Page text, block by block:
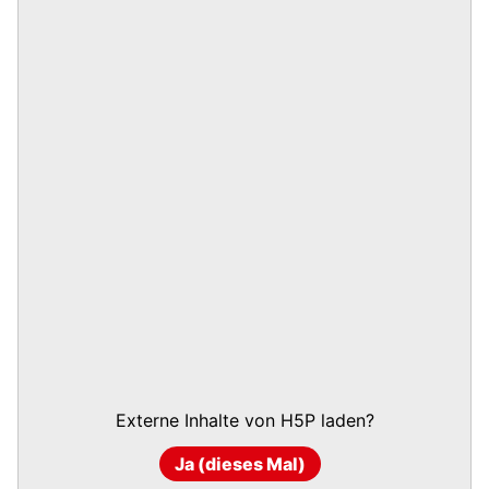
Externe Inhalte von H5Pladen?
Ja (dieses Mal)